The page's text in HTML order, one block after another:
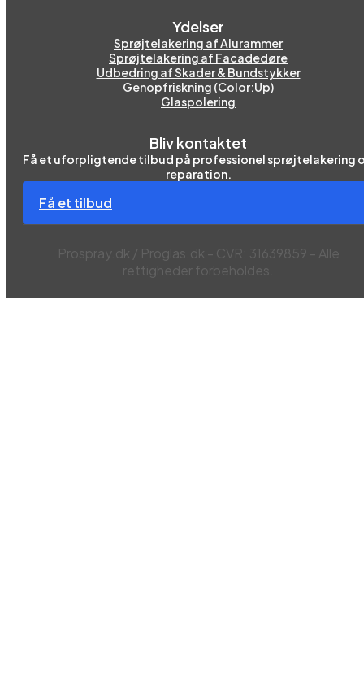
Ydelser
Sprøjtelakering af Alurammer
Sprøjtelakering af Facadedøre
Udbedring af Skader & Bundstykker
Genopfriskning (Color:Up)
Glaspolering
Bliv kontaktet
Få et uforpligtende tilbud på professionel sprøjtelakering
reparation.
Få et tilbud
Prospray.dk / Proglas.dk - CVR: 31639859 - Alle
rettigheder forbeholdes.